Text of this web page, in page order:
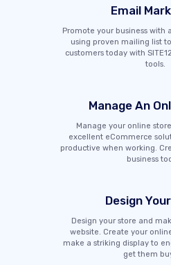
Email
Promote your business with
using proven mailing list
customers today with
tools.
Manage An
Manage your online
excellent eCommerce
productive when working.
business
Design
Design your store and
website. Create your
make a striking display to
get them